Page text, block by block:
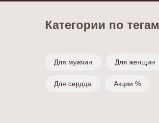
Категории по тегам
Для мужчин Для женщин
Для сердца Акции %